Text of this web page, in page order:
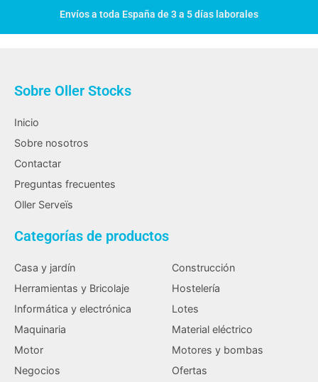
Envíos a toda España de 3 a 5 días laborales
Sobre Oller Stocks
Inicio
Sobre nosotros
Contactar
Preguntas frecuentes
Oller Serveïs
Categorías de productos
Casa y jardín
Construcción
Herramientas y Bricolaje
Hostelería
Informática y electrónica
Lotes
Maquinaria
Material eléctrico
Motor
Motores y bombas
Negocios
Ofertas